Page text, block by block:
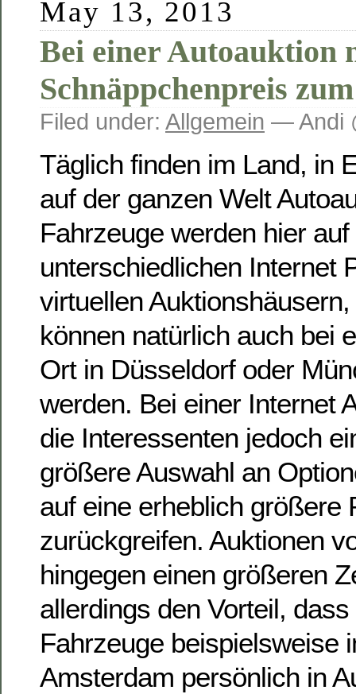
May 13, 2013
Bei einer Autoauktion
Schnäppchenpreis
Filed under: Allgemein — Andi
Täglich finden im Land, in
auf der ganzen Welt
Fahrzeuge werden hier auf
unterschiedlichen Internet
virtuellen
können natürlich auch bei
Ort in Düsseldorf oder
werden. Bei einer Internet
die Interessenten jedoch
größere Auswahl an
auf eine erheblich größere
zurückgreifen. Auktionen
hingegen einen größeren
allerdings den Vorteil,
Fahrzeuge beispielsweise
Amsterdam persönlich in